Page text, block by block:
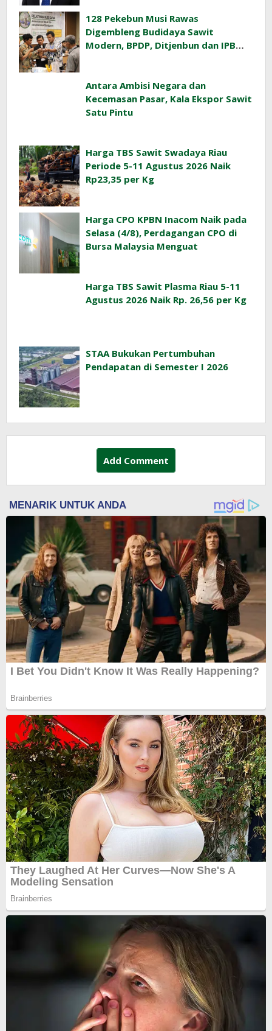
128 Pekebun Musi Rawas
Digembleng Budidaya Sawit
Modern, BPDP, Ditjenbun dan IPB
Antara Ambisi Negara dan
Kecemasan Pasar, Kala Ekspor Sawit
Satu Pintu
Harga TBS Sawit Swadaya Riau
Periode 5-11 Agustus 2026 Naik
Rp23,35 per Kg
Harga CPO KPBN Inacom Naik pada
Selasa (4/8), Perdagangan CPO di
Bursa Malaysia Menguat
Harga TBS Sawit Plasma Riau 5-11
Agustus 2026 Naik Rp. 26,56 per Kg
STAA Bukukan Pertumbuhan
Pendapatan di Semester I 2026
Add Comment